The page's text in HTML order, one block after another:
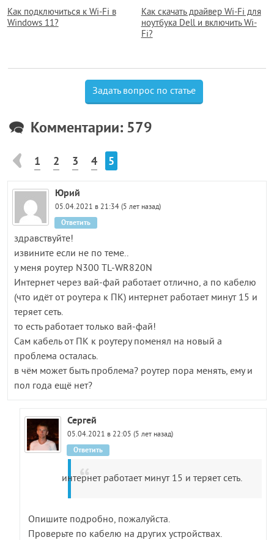
Как подключиться к Wi-Fi в
Windows 11?
Как скачать драйвер Wi-Fi для
ноутбука Dell и включить Wi-
Fi?
Задать вопрос по статье
Комментарии: 579
1 2 3 4 5
Юрий
05.04.2021 в 21:34 (5 лет назад)
здравствуйте!
извините если не по теме..
у меня роутер N300 TL-WR820N
Интернет через вай-фай работает отлично, а по кабелю
(что идёт от роутера к ПК) интернет работает минут 15 и
теряет сеть.
то есть работает только вай-фай!
Сам кабель от ПК к роутеру поменял на новый а
проблема осталась.
в чём может быть проблема? роутер пора менять, ему и
пол года ещё нет?
Ответить
Сергей
05.04.2021 в 22:05 (5 лет назад)
интернет работает минут 15 и теряет сеть.
Опишите подробно, пожалуйста.
Проверьте по кабелю на других устройствах.
Ответить